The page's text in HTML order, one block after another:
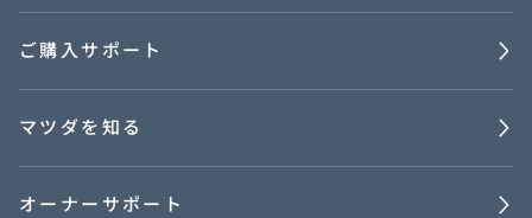
ご購入サポート
マツダを知る
オーナーサポート